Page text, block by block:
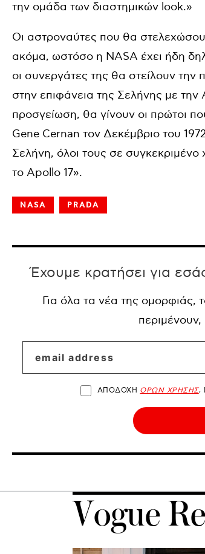
την ομάδα των διαστημικών look.»
Οι αστροναύτες που θα
ακόμα, ωστόσο η NASA έχει ήδη
οι συνεργάτες της θα στείλουν
στην επιφάνεια της Σελήνης με την
προσγείωση, θα γίνουν οι πρώτοι
Gene Cernan τον Δεκέμβριο του
Σελήνη, όλοι τους σε
το Apollo 17».
NASA PRADA
Έχουμε κρατήσει για
Για όλα τα νέα της ομορφιάς,
ΑΠΟΔΟΧΗ ΟΡΩΝ ΧΡΗΣΗΣ,
Vogue